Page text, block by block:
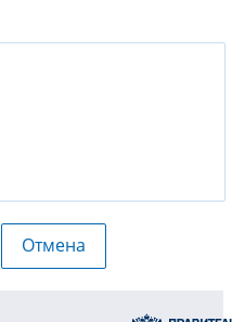
Отмена